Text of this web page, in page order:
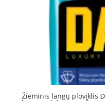
Žieminis langų ploviklis